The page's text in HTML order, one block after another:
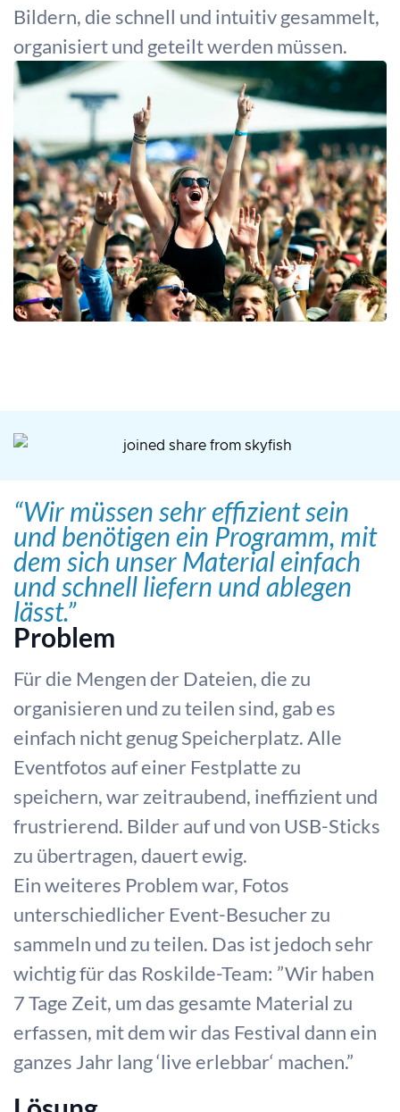
Bildern, die schnell und intuitiv gesammelt,
organisiert und geteilt werden müssen.
“Wir müssen sehr effizient sein
und benötigen ein Programm, mit
dem sich unser Material einfach
und schnell liefern und ablegen
lässt.”
Problem
Für die Mengen der Dateien, die zu
organisieren und zu teilen sind, gab es
einfach nicht genug Speicherplatz. Alle
Eventfotos auf einer Festplatte zu
speichern, war zeitraubend, ineffizient und
frustrierend. Bilder auf und von USB-Sticks
zu übertragen, dauert ewig.
Ein weiteres Problem war, Fotos
unterschiedlicher Event-Besucher zu
sammeln und zu teilen. Das ist jedoch sehr
wichtig für das Roskilde-Team: ”Wir haben
7 Tage Zeit, um das gesamte Material zu
erfassen, mit dem wir das Festival dann ein
ganzes Jahr lang ‘live erlebbar‘ machen.”